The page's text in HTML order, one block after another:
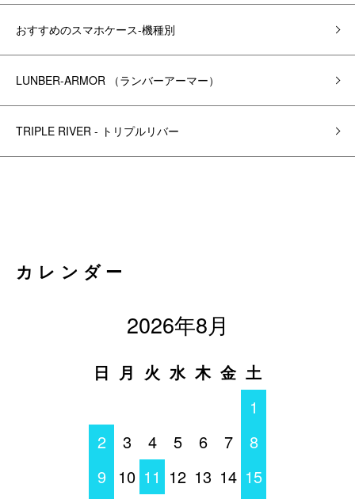
おすすめのスマホケース-機種別
LUNBER-ARMOR （ランバーアーマー）
TRIPLE RIVER - トリプルリバー
カレンダー
2026年8月
日 月 火 水 木 金 土
1
2
3 4 5 6 7
8
9
10 11 12 13 14 15